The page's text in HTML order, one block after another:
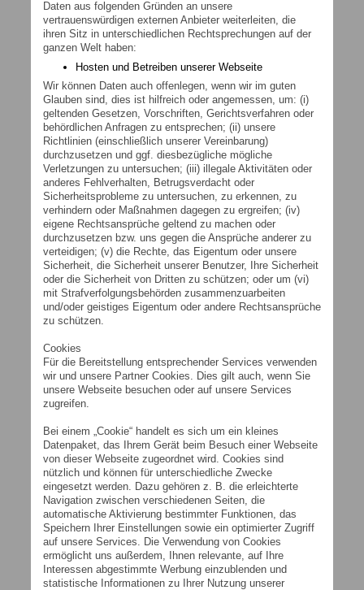
Daten aus folgenden Gründen an unsere
vertrauenswürdigen externen Anbieter weiterleiten, die
ihren Sitz in unterschiedlichen Rechtsprechungen auf der
ganzen Welt haben:
Hosten und Betreiben unserer Webseite
Wir können Daten auch offenlegen, wenn wir im guten
Glauben sind, dies ist hilfreich oder angemessen, um: (i)
geltenden Gesetzen, Vorschriften, Gerichtsverfahren oder
behördlichen Anfragen zu entsprechen; (ii) unsere
Richtlinien (einschließlich unserer Vereinbarung)
durchzusetzen und ggf. diesbezügliche mögliche
Verletzungen zu untersuchen; (iii) illegale Aktivitäten oder
anderes Fehlverhalten, Betrugsverdacht oder
Sicherheitsprobleme zu untersuchen, zu erkennen, zu
verhindern oder Maßnahmen dagegen zu ergreifen; (iv)
eigene Rechtsansprüche geltend zu machen oder
durchzusetzen bzw. uns gegen die Ansprüche anderer zu
verteidigen; (v) die Rechte, das Eigentum oder unsere
Sicherheit, die Sicherheit unserer Benutzer, Ihre Sicherheit
oder die Sicherheit von Dritten zu schützen; oder um (vi)
mit Strafverfolgungsbehörden zusammenzuarbeiten
und/oder geistiges Eigentum oder andere Rechtsansprüche
zu schützen.
Cookies
Für die Bereitstellung entsprechender Services verwenden
wir und unsere Partner Cookies. Dies gilt auch, wenn Sie
unsere Webseite besuchen oder auf unsere Services
zugreifen.
Bei einem „Cookie“ handelt es sich um ein kleines
Datenpaket, das Ihrem Gerät beim Besuch einer Webseite
von dieser Webseite zugeordnet wird. Cookies sind
nützlich und können für unterschiedliche Zwecke
eingesetzt werden. Dazu gehören z. B. die erleichterte
Navigation zwischen verschiedenen Seiten, die
automatische Aktivierung bestimmter Funktionen, das
Speichern Ihrer Einstellungen sowie ein optimierter Zugriff
auf unsere Services. Die Verwendung von Cookies
ermöglicht uns außerdem, Ihnen relevante, auf Ihre
Interessen abgestimmte Werbung einzublenden und
statistische Informationen zu Ihrer Nutzung unserer